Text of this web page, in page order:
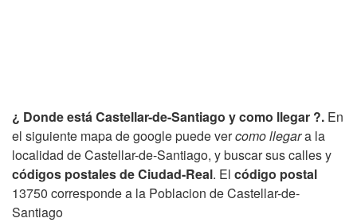
¿ Donde está Castellar-de-Santiago y como llegar ?. En
el siguiente mapa de google puede vercomo llegara la
localidad de Castellar-de-Santiago, y buscar sus calles y
códigos postales de Ciudad-Real. El código postal
13750 corresponde a la Poblacion de Castellar-de-
Santiago